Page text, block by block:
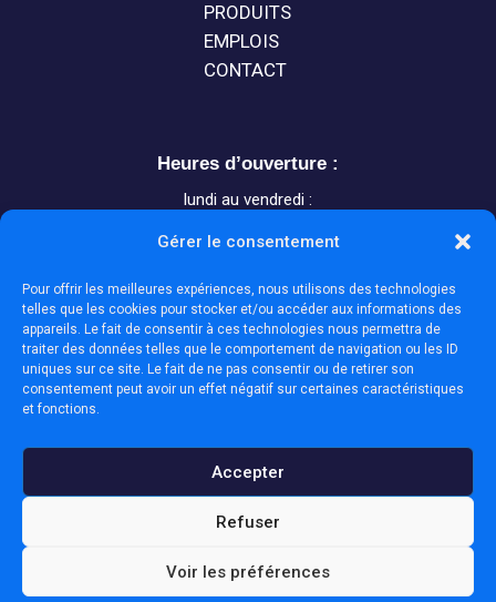
Gérer le consentement
Pour offrir les meilleures expériences, nous utilisons des technologies
telles que les cookies pour stocker et/ou accéder aux informations des
appareils. Le fait de consentir à ces technologies nous permettra de
traiter des données telles que le comportement de navigation ou les ID
uniques sur ce site. Le fait de ne pas consentir ou de retirer son
consentement peut avoir un effet négatif sur certaines caractéristiques
et fonctions.
Accepter
Refuser
Voir les préférences
PRODUITS
EMPLOIS
CONTACT
Heures d’ouverture :
lundi au vendredi :
8h à 12h et 13h à 17 h
 16 Rue Turgeon, Val-d’Or (QC)
 J9P 0A5
 (819) 824-4045
Pompe à eau René Rochefort |